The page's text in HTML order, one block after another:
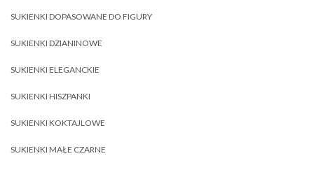
SUKIENKI DOPASOWANE DO FIGURY
SUKIENKI DZIANINOWE
SUKIENKI ELEGANCKIE
SUKIENKI HISZPANKI
SUKIENKI KOKTAJLOWE
SUKIENKI MAŁE CZARNE